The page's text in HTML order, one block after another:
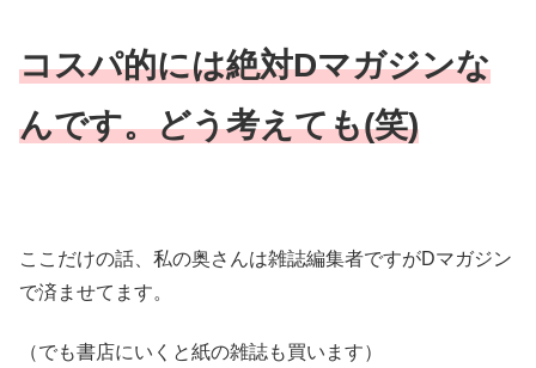
コスパ的には絶対Dマガジンな
んです。どう考えても(笑)
ここだけの話、私の奥さんは雑誌編集者ですがDマガジン
で済ませてます。
（でも書店にいくと紙の雑誌も買います）